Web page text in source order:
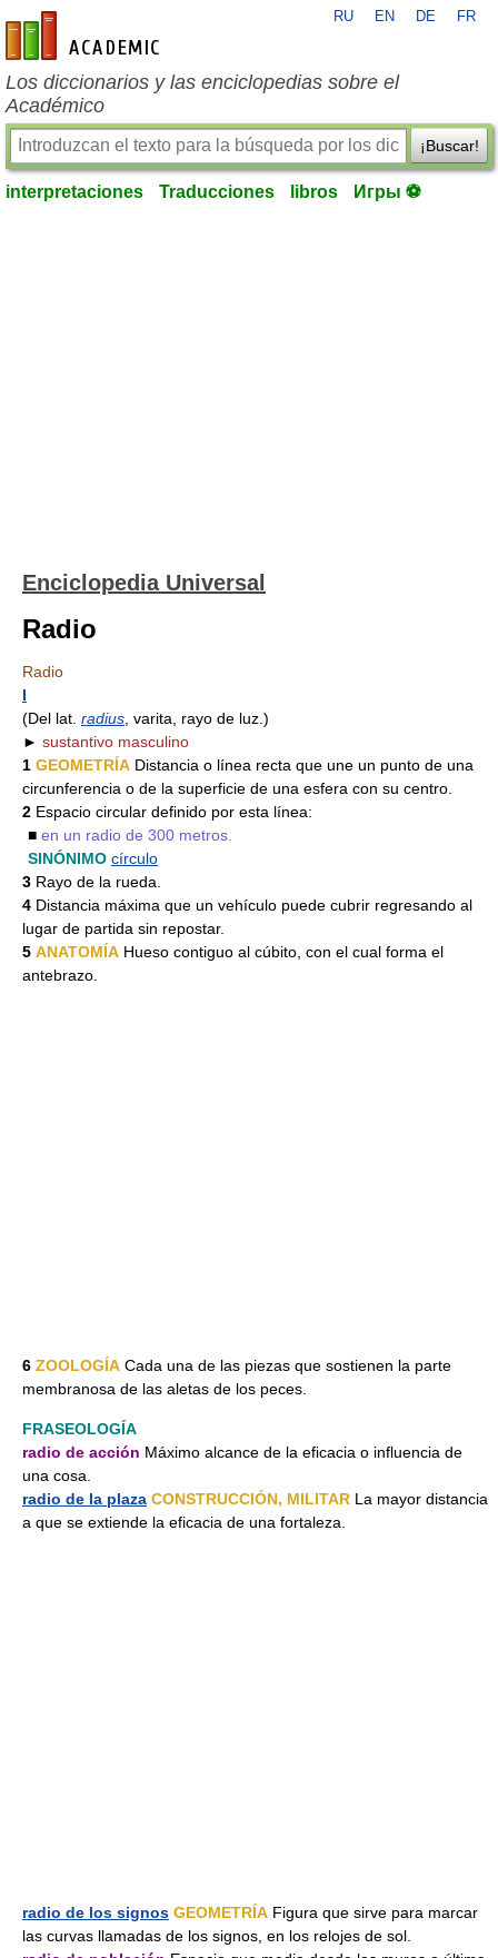
es-academic.com
RU EN DE FR
Los diccionarios y las enciclopedias sobre el
Académico
¡Buscar!
interpretaciones Traducciones libros Игры ⚽
Enciclopedia Universal
Radio
Radio
I
(Del lat. radius , varita, rayo de luz.)
► sustantivo masculino
1 GEOMETRÍA Distancia o línea recta que une un punto de una
circunferencia o de la superficie de una esfera con su centro.
2 Espacio circular definido por esta línea:
■ en un radio de 300 metros.
SINÓNIMO círculo
3 Rayo de la rueda.
4 Distancia máxima que un vehículo puede cubrir regresando al
lugar de partida sin repostar.
5 ANATOMÍA Hueso contiguo al cúbito, con el cual forma el
antebrazo.
6 ZOOLOGÍA Cada una de las piezas que sostienen la parte
membranosa de las aletas de los peces.
FRASEOLOGÍA
radio de acción Máximo alcance de la eficacia o influencia de
una cosa.
radio de la plaza CONSTRUCCIÓN, MILITAR La mayor distancia
a que se extiende la eficacia de una fortaleza.
radio de los signos GEOMETRÍA Figura que sirve para marcar
las curvas llamadas de los signos, en los relojes de sol.